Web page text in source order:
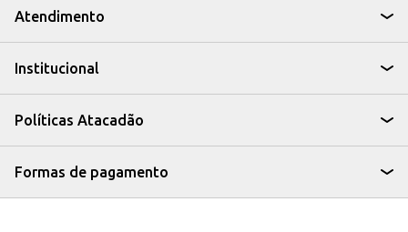
Atendimento
Institucional
Políticas Atacadão
Formas de pagamento